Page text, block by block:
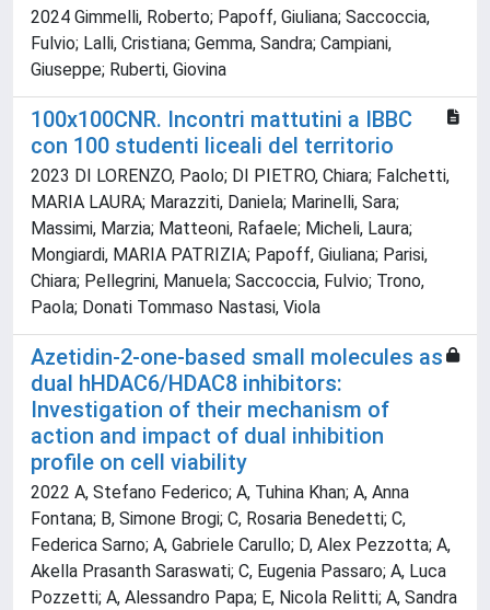
2024 Gimmelli, Roberto; Papoff, Giuliana; Saccoccia,
Fulvio; Lalli, Cristiana; Gemma, Sandra; Campiani,
Giuseppe; Ruberti, Giovina
100x100CNR. Incontri mattutini a IBBC
con 100 studenti liceali del territorio
2023 DI LORENZO, Paolo; DI PIETRO, Chiara; Falchetti,
MARIA LAURA; Marazziti, Daniela; Marinelli, Sara;
Massimi, Marzia; Matteoni, Rafaele; Micheli, Laura;
Mongiardi, MARIA PATRIZIA; Papoff, Giuliana; Parisi,
Chiara; Pellegrini, Manuela; Saccoccia, Fulvio; Trono,
Paola; Donati Tommaso Nastasi, Viola
Azetidin-2-one-based small molecules as
dual hHDAC6/HDAC8 inhibitors:
Investigation of their mechanism of
action and impact of dual inhibition
profile on cell viability
2022 A, Stefano Federico; A, Tuhina Khan; A, Anna
Fontana; B, Simone Brogi; C, Rosaria Benedetti; C,
Federica Sarno; A, Gabriele Carullo; D, Alex Pezzotta; A,
Akella Prasanth Saraswati; C, Eugenia Passaro; A, Luca
Pozzetti; A, Alessandro Papa; E, Nicola Relitti; A, Sandra